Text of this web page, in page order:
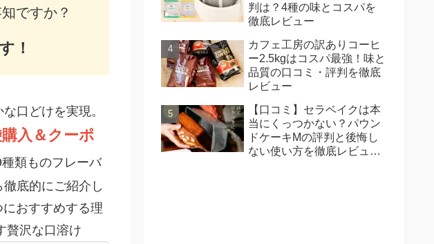
ですか？
！
口どけを実現。
入＆クーポ
類ものフレーバ
底的にご紹介し
おすすめする理
贅沢な口溶け
判は？4種の味とコスパを
徹底レビュー
カフェ工房の訳ありコーヒ
ー2.5kgはコスパ最強！味と
品質の口コミ・評判を徹底
レビュー
【口コミ】セラベイクは本
当にくっつかない？パウン
ドケーキMの評判と後悔し
ない使い方を徹底レビュ